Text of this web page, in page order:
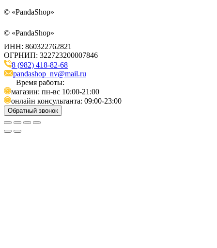
© «PandaShop»
© «PandaShop»
ИНН: 860322762821
ОГРНИП: 322723200007846
8 (982) 418-82-68
pandashop_nv@mail.ru
Время работы:
магазин: пн-вс 10:00-21:00
онлайн консультанта: 09:00-23:00
Обратный звонок